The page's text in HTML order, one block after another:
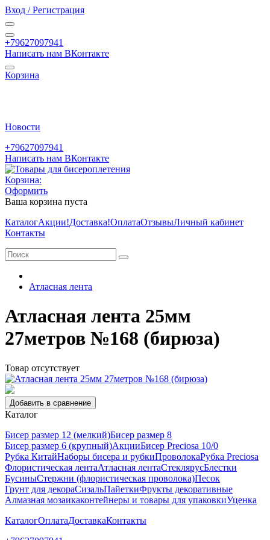
Вход / Регистрация
+79627097941
Написать нам ВКонтакте
Корзина
Новости
+79627097941
Написать нам ВКонтакте
Корзина:
Оформить
Ваша корзина пуста
КаталогАкции!Доставка!ОплатаОтзывыЛичный кабинет
Контакты
Атласная лента
Атласная лента 25мм
27метров №168 (бирюза)
Товар отсутствует
Добавить в сравнение
Каталог
Бисер размер 12 (мелкий)Бисер размер 8
Бисер размер 6 (крупный)АкцииБисер Preciosa 10/0
Рубка КитайНаборы бисера и рубкиПроволокаРубка Preciosa
Флористическая лентаАтласная лентаСтеклярусБлестки
БусиныСтержни (флористическая проволока)Песок
Грунт для декораСизальПайеткиФрукты декоративные
Алмазная мозаикаконтейнеры и товары для упаковкиУценка
КаталогОплатаДоставкаКонтакты